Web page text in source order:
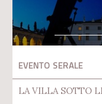
EVENTO SERALE
LA VILLA SOTTO